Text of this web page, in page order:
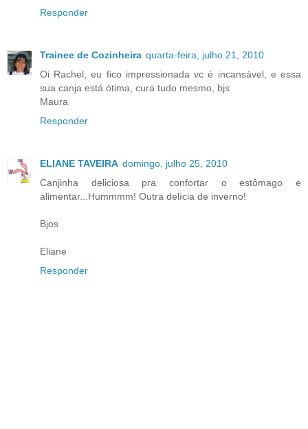
Responder
Trainee de Cozinheira quarta-feira, julho 21, 2010
Oi Rachel, eu fico impressionada vc é incansável, e essa
sua canja está ótima, cura tudo mesmo, bjs
Maura
Responder
ELIANE TAVEIRA domingo, julho 25, 2010
Canjinha deliciosa pra confortar o estômago e
alimentar...Hummmm! Outra delícia de inverno!
Bjos
Eliane
Responder